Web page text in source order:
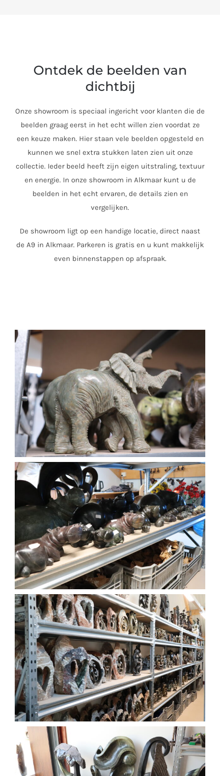
Ontdek de beelden van
dichtbij
Onze showroom is speciaal ingericht voor klanten die de
beelden graag eerst in het echt willen zien voordat ze
een keuze maken. Hier staan vele beelden opgesteld en
kunnen we snel extra stukken laten zien uit onze
collectie. Ieder beeld heeft zijn eigen uitstraling, textuur
en energie. In onze showroom in Alkmaar kunt u de
beelden in het echt ervaren, de details zien en
vergelijken.
De showroom ligt op een handige locatie, direct naast
de A9 in Alkmaar. Parkeren is gratis en u kunt makkelijk
even binnenstappen op afspraak.